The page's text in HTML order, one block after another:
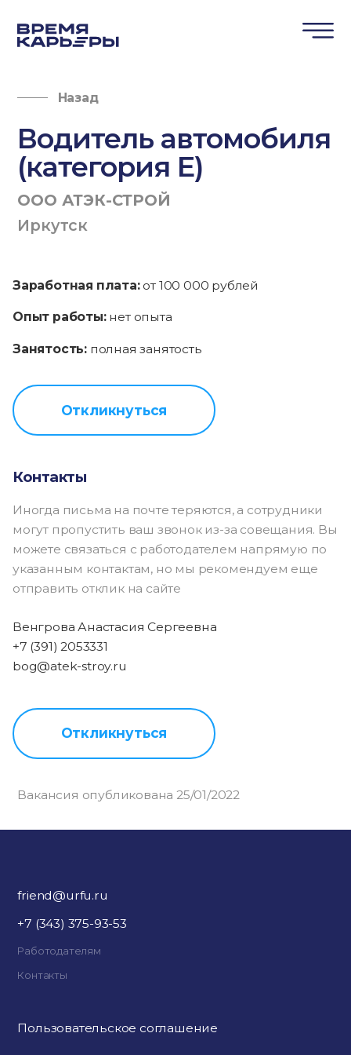
Назад
Водитель автомобиля
(категория Е)
ООО АТЭК-СТРОЙ
Иркутск
Заработная плата:от 100 000 рублей
Опыт работы:нет опыта
Занятость: полная занятость
Откликнуться
Контакты
Иногда письма на почте теряются, а сотрудники
могут пропустить ваш звонок из-за совещания. Вы
можете связаться с работодателем напрямую по
указанным контактам, но мы рекомендуем еще
отправить отклик на сайте
Венгрова Анастасия Сергеевна
+7 (391) 2053331
bog@atek-stroy.ru
Откликнуться
Вакансия опубликована 25/01/2022
friend@urfu.ru
+7 (343) 375-93-53
Работодателям
Контакты
Пользовательское соглашение